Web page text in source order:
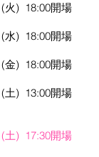
(火) 18:00開場
(水) 18:00開場
金) 18:00開場
土) 13:00開場
(土) 17:30開場